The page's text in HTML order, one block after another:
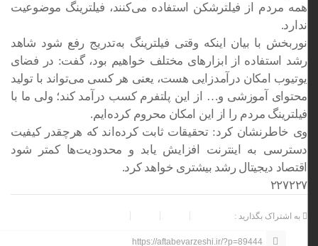
همه مردم از فیلترشکن استفاده می‌کنند، فیلترینگ موضوعیت
ندارد.
نوربخش با بیان اینکه وقتی فیلترینگ به‌تدریج رفع شود شاهد
رشد استفاده از ابزارهای مختلف خواهیم بود، گفت: در فضای
یوتیوب امکان درآمدزایی هست، یعنی هر کسی می‌تواند با تولید
محتوای آموزشی و… از این پلتفرم کسب درآمد کند؛ ولی ما با
فیلترینگ مردم را از این امکان محروم کرده‌ایم.
وی خاطرنشان کرد: تحقیقات ثابت کرده‌اند که هرچقدر کیفیت
دسترسی به اینترنت افزایش یابد و محدودیت‌ها کمتر شود
اقتصاد دیجیتال رشد بیشتری خواهد کرد.
۲۲۷۲۲۷
به اشتراک بگذارید :
https://aftabevarzeshi.ir/?p=89444